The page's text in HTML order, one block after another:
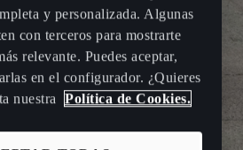
y personalizada. Algunas
con terceros para mostrarte
relevante. Puedes aceptar,
en el configurador. ¿Quieres
nuestra
Política de Cookies.